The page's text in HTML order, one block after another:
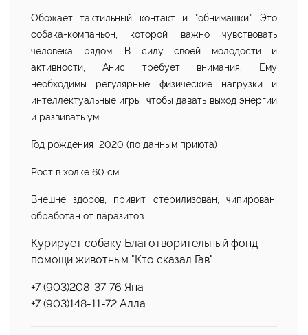
Обожает тактильный контакт и "обнимашки". Это
собака-компаньон, которой важно чувствовать
человека рядом. В силу своей молодости и
активности, Анис требует внимания. Ему
необходимы регулярные физические нагрузки и
интеллектуальные игры, чтобы давать выход энергии
и развивать ум.
Год рождения 2020 (по данным приюта)
Рост в холке 60 см.
Внешне здоров, привит, стерилизован, чипирован,
обработан от паразитов.
Курирует собаку Благотворительный фонд
помощи животным "Кто сказал Гав"
+7 (903)208-37-76 Яна
+7 (903)148-11-72 Алла